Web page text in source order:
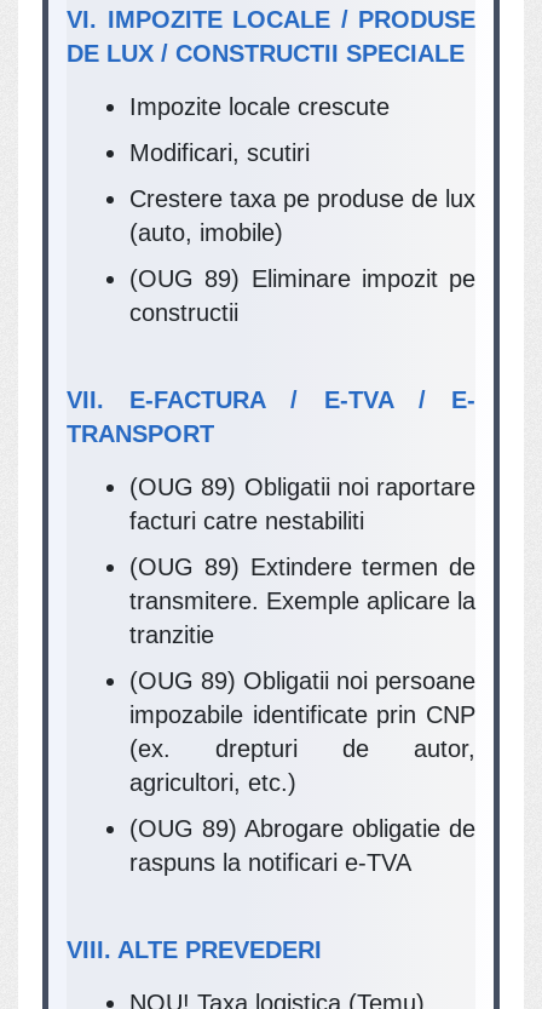
VI. IMPOZITE LOCALE / PRODUSE
DE LUX / CONSTRUCTII SPECIALE
Impozite locale crescute
Modificari, scutiri
Crestere taxa pe produse de lux
(auto, imobile)
(OUG 89) Eliminare impozit pe
constructii
VII. E-FACTURA / E-TVA / E-
TRANSPORT
(OUG 89) Obligatii noi raportare
facturi catre nestabiliti
(OUG 89) Extindere termen de
transmitere. Exemple aplicare la
tranzitie
(OUG 89) Obligatii noi persoane
impozabile identificate prin CNP
(ex. drepturi de autor,
agricultori, etc.)
(OUG 89) Abrogare obligatie de
raspuns la notificari e-TVA
VIII. ALTE PREVEDERI
NOU! Taxa logistica (Temu)